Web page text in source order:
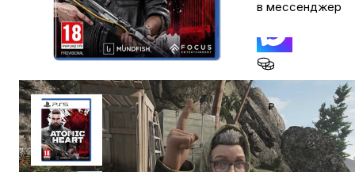
Для домашних питомцев
Умный дом и безопасность
Автомобильные аксессуары
в мессенджер
Кешбэк за
₽
Уточняйте
Нашли дешевле?